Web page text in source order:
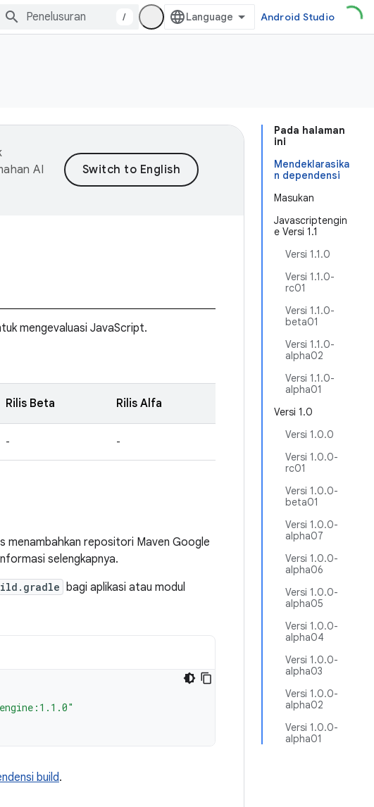
/ Android Studio
Pada halaman
ini
Mendeklarasika
n dependensi
Masukan
Javascriptengin
e Versi 1.1
Versi 1.1.0
Versi 1.1.0-
rc01
Versi 1.1.0-
beta01
Versi 1.1.0-
alpha02
Versi 1.1.0-
alpha01
Versi 1.0
Versi 1.0.0
Versi 1.0.0-
rc01
Versi 1.0.0-
beta01
Versi 1.0.0-
alpha07
Versi 1.0.0-
alpha06
Versi 1.0.0-
alpha05
Versi 1.0.0-
alpha04
Versi 1.0.0-
alpha03
Versi 1.0.0-
alpha02
Versi 1.0.0-
alpha01
AI
mengevaluasi JavaScript.
Rilis Beta Rilis Alfa
- -
menambahkan repositori Maven Google
selengkapnya.
bagi aplikasi atau modul
build.